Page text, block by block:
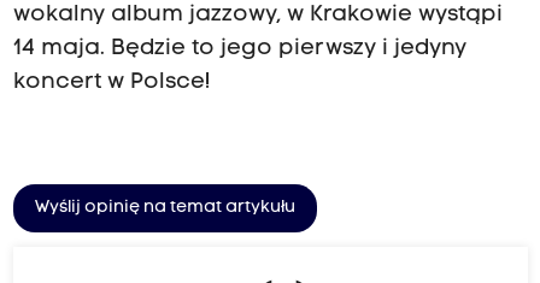
wokalny album jazzowy, w Krakowie wystąpi
14 maja. Będzie to jego pierwszy i jedyny
koncert w Polsce!
Wyślij opinię na temat artykułu